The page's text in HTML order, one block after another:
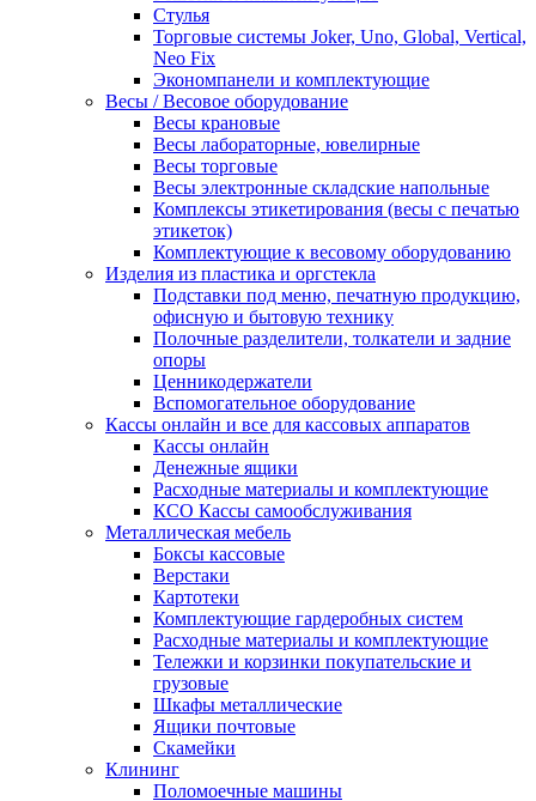
Стулья
Торговые системы Joker, Uno, Global, Vertical,
Neo Fix
Экономпанели и комплектующие
Весы / Весовое оборудование
Весы крановые
Весы лабораторные, ювелирные
Весы торговые
Весы электронные складские напольные
Комплексы этикетирования (весы с печатью
этикеток)
Комплектующие к весовому оборудованию
Изделия из пластика и оргстекла
Подставки под меню, печатную продукцию,
офисную и бытовую технику
Полочные разделители, толкатели и задние
опоры
Ценникодержатели
Вспомогательное оборудование
Кассы онлайн и все для кассовых аппаратов
Кассы онлайн
Денежные ящики
Расходные материалы и комплектующие
КСО Кассы самообслуживания
Металлическая мебель
Боксы кассовые
Верстаки
Картотеки
Комплектующие гардеробных систем
Расходные материалы и комплектующие
Тележки и корзинки покупательские и
грузовые
Шкафы металлические
Ящики почтовые
Скамейки
Клининг
Поломоечные машины